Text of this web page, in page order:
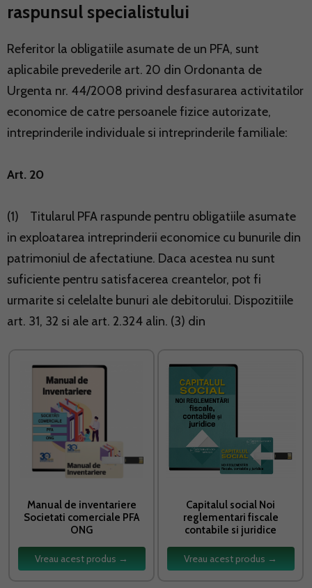
raspunsul specialistului
Referitor la obligatiile asumate de un PFA, sunt
aplicabile prevederile art. 20 din Ordonanta de
Urgenta nr. 44/2008 privind desfasurarea activitatilor
economice de catre persoanele fizice autorizate,
intreprinderile individuale si intreprinderile familiale:
Art. 20
(1) Titularul PFA raspunde pentru obligatiile asumate
in exploatarea intreprinderii economice cu bunurile din
patrimoniul de afectatiune. Daca acestea nu sunt
suficiente pentru satisfacerea creantelor, pot fi
urmarite si celelalte bunuri ale debitorului. Dispozitiile
art. 31, 32 si ale art. 2.324 alin. (3) din
Manual de inventariere
Societati comerciale PFA
ONG
Vreau acest produs →
Capitalul social Noi
reglementari fiscale
contabile si juridice
Vreau acest produs →